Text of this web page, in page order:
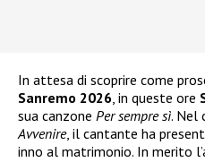
In attesa di scoprire come
Sanremo 2026, in queste ore
sua canzone Per sempre sì. Nel
Avvenire, il cantante ha
inno al matrimonio. In merito